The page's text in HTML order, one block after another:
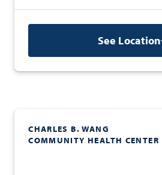
See Location
CHARLES B. WANG
COMMUNITY HEALTH CENTER